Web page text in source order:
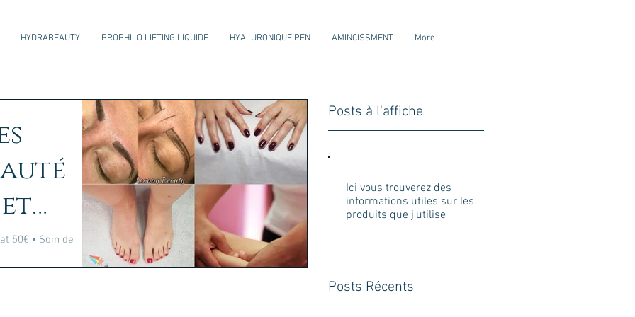
HYDRABEAUTY PROPHILO LIFTING LIQUIDE HYALURONIQUE PEN AMINCISSMENT More
Posts à l'affiche
Ici vous trouverez des
informations utiles sur les
produits que j'utilise
Posts Récents